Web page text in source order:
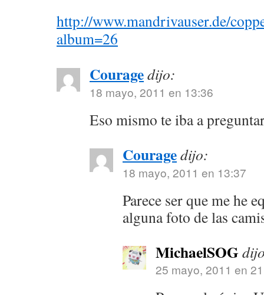
http://www.mandrivauser.de/
album=26
Couragedijo:
18 mayo, 2011 en 13:36
Eso mismo te iba a
Couragedijo:
18 mayo, 2011 en 13:37
Parece ser que me he
alguna foto de las
MichaelSOG
25 mayo, 2011 en